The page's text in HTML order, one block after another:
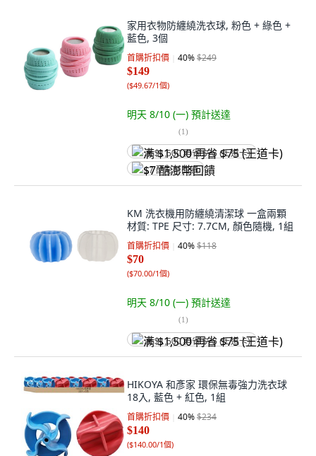
家用衣物防纏繞洗衣球, 粉色 + 綠色 +
藍色, 3個
首購折扣價 40%$249
$149
($49.67/1個)
明天 8/10 (一) 預計送達
(1)
满 $1,500 再省 $75 (王道卡)
$7 酷澎幣回饋
KM 洗衣機用防纏繞清潔球 一盒兩顆
材質: TPE 尺寸: 7.7CM, 顏色隨機, 1組
首購折扣價 40%$118
$70
($70.00/1個)
明天 8/10 (一) 預計送達
(1)
满 $1,500 再省 $75 (王道卡)
HIKOYA 和彥家 環保無毒強力洗衣球
18入, 藍色 + 紅色, 1組
首購折扣價 40%$234
$140
($140.00/1個)